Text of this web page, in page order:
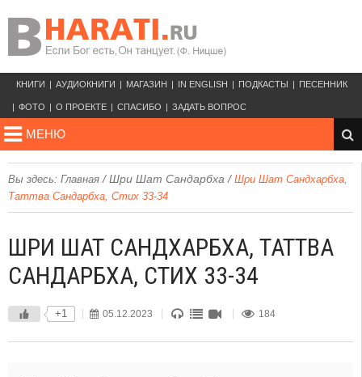
КНИГИ АУДИОКНИГИ МАГАЗИН IN ENGLISH ПОДКАСТЫ ПЕСЕННИК
ФОТО О ПРОЕКТЕ СПАСИБО ЗАДАТЬ ВОПРОС
МЕНЮ
Вы здесь: Главная /Шри Шат Сандарбха / Шри Шат Сандхарбха,
Таттва Сандарбха, Стих 33-34
ШРИ ШАТ САНДХАРБХА, ТАТТВА
САНДАРБХА, СТИХ 33-34
+1 05.12.2023 184